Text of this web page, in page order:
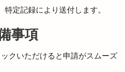
定記録により送付します。
事項
クいただけると申請がスムーズ